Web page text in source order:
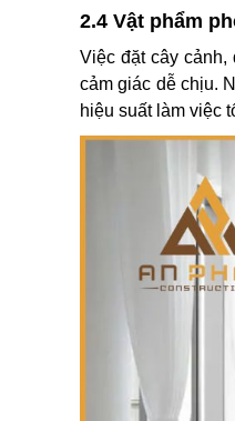
2.4 Vật phẩm
Việc đặt cây
cảm giác dễ chịu.
hiệu suất làm việc